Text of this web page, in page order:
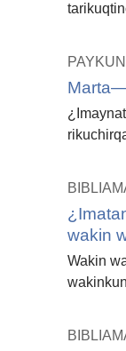
wakin
Wakin